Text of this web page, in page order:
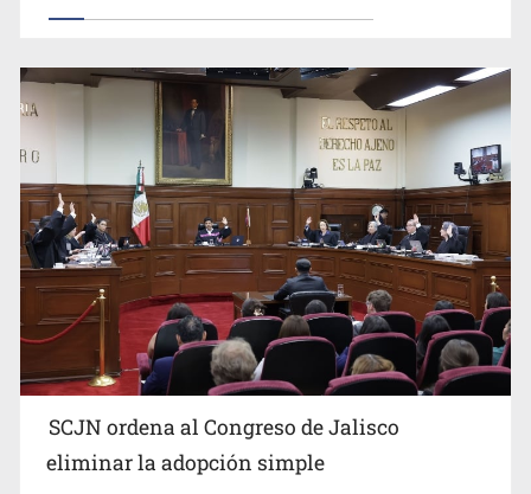
SCJN ordena al Congreso de Jalisco
eliminar la adopción simple